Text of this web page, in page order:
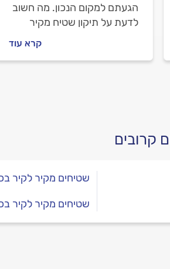
הגעתם למקום הנכון. מה חשוב
לדעת על תיקון שטיח מקיר
השטיחים וכמה עולה העבודה?
התשובות לפניכם.
קרא עוד
קרובים
שטיחים מקיר לקיר
שטיחים מקיר לקיר